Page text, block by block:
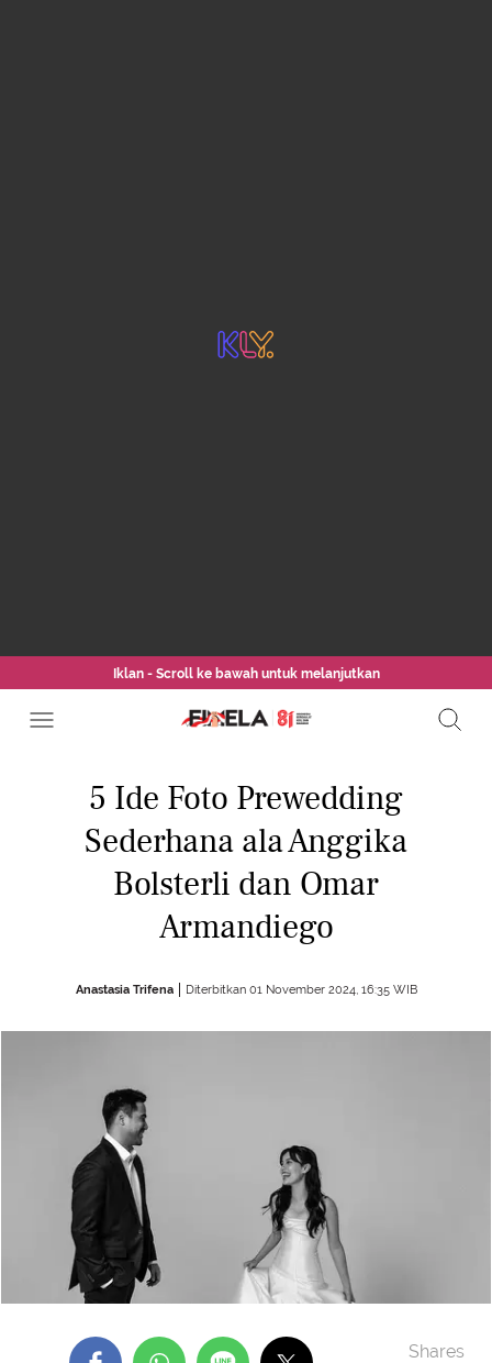
Iklan - Scroll ke bawah untuk melanjutkan
5 Ide Foto Prewedding
Sederhana ala Anggika
Bolsterli dan Omar
Armandiego
Anastasia Trifena Diterbitkan 01 November 2024, 16:35 WIB
Shares